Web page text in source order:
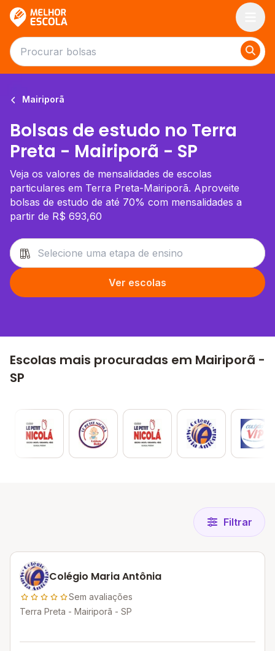
Mairiporã
Bolsas de estudo no Terra
Preta - Mairiporã - SP
Veja os valores de mensalidades de escolas
particulares em Terra Preta-Mairiporã. Aproveite
bolsas de estudo de até 70% com mensalidades a
partir de R$ 693,60
Ver escolas
Escolas mais procuradas em Mairiporã -
SP
Filtrar
Colégio Maria Antônia
Sem avaliações
Terra Preta - Mairiporã - SP